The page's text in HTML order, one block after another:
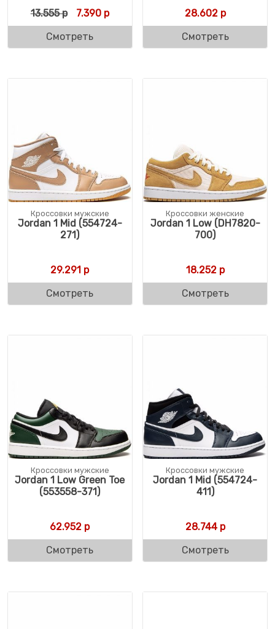
13.555р Первоначальная цена составляла 13.555
7.390рТекущая цена: 7.390 р.
Смотреть
28.602р
Смотреть
Кроссовки мужские
Jordan 1 Mid (554724-
271)
29.291 р
Смотреть
Кроссовки женские
Jordan 1 Low (DH7820-
700)
18.252р
Смотреть
Кроссовки мужские
Jordan 1 Low Green Toe
(553558-371)
62.952 р
Смотреть
Кроссовки мужские
Jordan 1 Mid (554724-
411)
28.744р
Смотреть